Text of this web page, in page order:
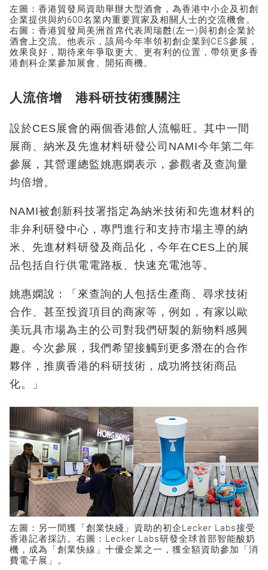
左圖：香港貿發局資助舉辦大型酒會，為香港中小企及初創
企業提供與約600名業內重要買家及相關人士的交流機會。
右圖：香港貿發局美洲首席代表周瑞𪊟(左一)與初創企業於
酒會上交流。他表示，該局今年率領初創企業到CES參展，
效果良好，期待來年爭取更大、更有利的位置，帶領更多香
港創科企業參加展會、開拓商機。
人流倍增 港科研技術獲關注
設於CES展會的兩個香港館人流暢旺。其中一間
展商、納米及先進材料研發公司NAMI今年第二年
參展，其營運總監姚惠嫻表示，參觀者及查詢量
均倍增。
NAMI被創新科技署指定為納米技術和先進材料的
非弁利研發中心，專門進行和支持市場主導的納
米、先進材料研發及商品化，今年在CES上的展
品包括自行供電電路板、快速充電池等。
姚惠嫻說：「來查詢的人包括生產商、尋求技術
合作、甚至投資項目的商家等，例如，有家以歐
美玩具市場為主的公司對我們研製的新物料感興
趣。今次參展，我們希望接觸到更多潛在的合作
夥伴，推廣香港的科研技術，成功將技術商品
化。」
左圖：另一間獲「創業快綫」資助的初企Lecker Labs接受
香港記者採訪。右圖：Lecker Labs研發全球首部智能酸奶
機，成為「創業快線」十優企業之一，獲全額資助參加「消
費電子展」。